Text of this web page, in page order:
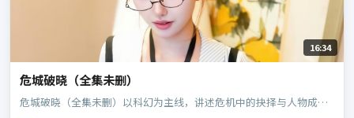
16:34
危城破晓（全集未删）
危城破晓（全集未删）以科幻为主线，讲述危机中的抉择与人物成